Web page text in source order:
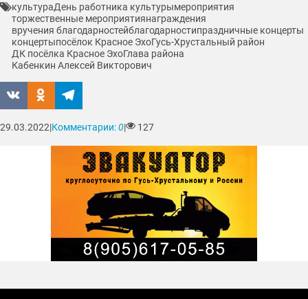
культураДень работника культурымероприятия
торжественные мероприятиянаграждения
вручения благодарностейблагодарностипраздничные концерты
концертыпосёлок Красное ЭхоГусь-Хрустальный район
ДК посёлка Красное ЭхоГлава района
Кабенкин Алексей Викторович
29.03.2022|Комментарии:0| 127